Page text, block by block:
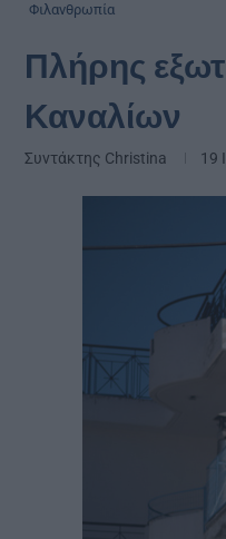
Φιλανθρωπία
Πλήρης
Καναλίων
Συντάκτης Christina 19